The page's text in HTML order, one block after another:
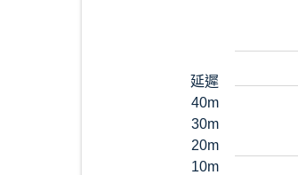
延遲
40m
30m
20m
10m